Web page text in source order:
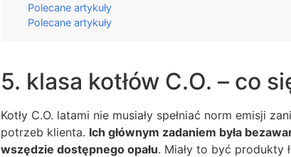
Polecane artykuły
Polecane artykuły
5. klasa kotłów C.O. – co
Kotły C.O. latami nie musiały spełniać norm emisji
potrzeb klienta. Ich głównym zadaniem była
wszędzie dostępnego opału. Miały to być produkty